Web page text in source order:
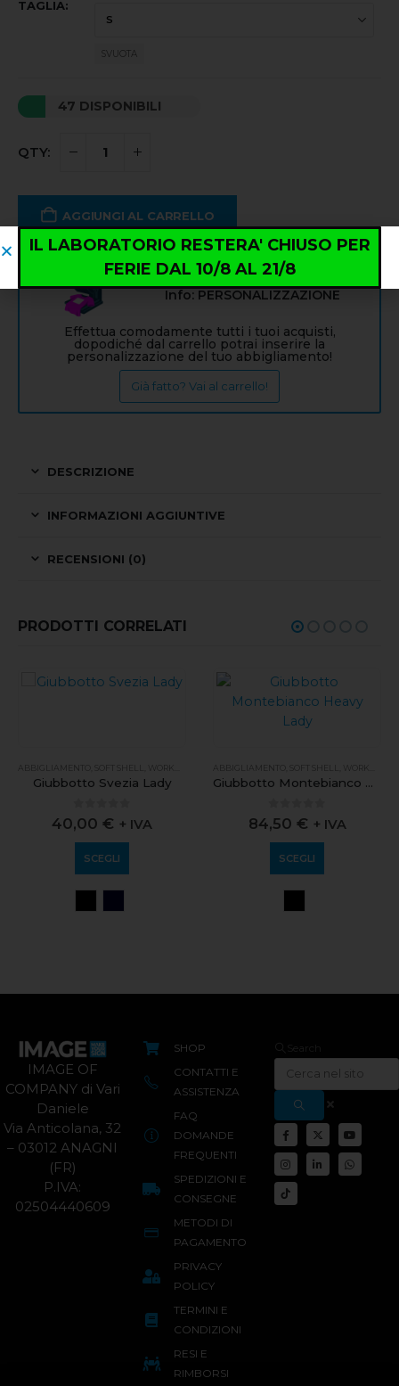
TAGLIA
SVUOTA
47 DISPONIBILI
AGGIUNGI AL CARRELLO
Info: PERSONALIZZAZIONE
Effettua comodamente tutti i tuoi acquisti,
dopodiché dal carrello potrai inserire la
personalizzazione del tuo abbigliamento!
Già fatto? Vai al carrello!
DESCRIZIONE
INFORMAZIONI AGGIUNTIVE
RECENSIONI (0)
PRODOTTI CORRELATI
ABBIGLIAMENTO WORKWEAR
Giubbotto Svezia Lady
0out of 5
40,00 € + IVA
SCEGLI
ABBIGLIAMENTO WORKWEAR
Giubbotto Montebianco Heavy Lady
0out of 5
84,50 € + IVA
SCEGLI
IMAGE OF
COMPANY di Vari
Daniele
Via Anticolana, 32
– 03012 ANAGNI
(FR)
P.IVA:
02504440609
SHOP
CONTATTI E
ASSISTENZA
FAQ
DOMANDE
FREQUENTI
SPEDIZIONI E
CONSEGNE
METODI DI
PAGAMENTO
PRIVACY
POLICY
TERMINI E
CONDIZIONI
RESI E
RIMBORSI
IL LABORATORIO RESTERA' CHIUSO PER
FERIE DAL 10/8 AL 21/8